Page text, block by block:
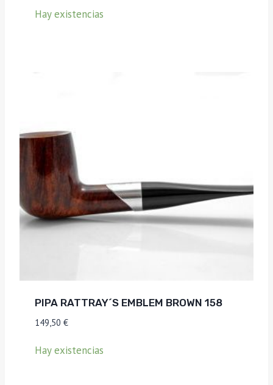
Hay existencias
PIPA RATTRAY´S EMBLEM BROWN 158
149,50 €
Hay existencias